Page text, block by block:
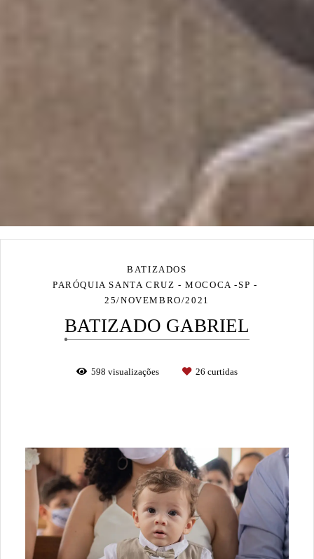
BATIZADOS
PARÓQUIA SANTA CRUZ - MOCOCA -SP
25/NOVEMBRO/2021
BATIZADO GABRIEL
598 visualizações 26 curtidas